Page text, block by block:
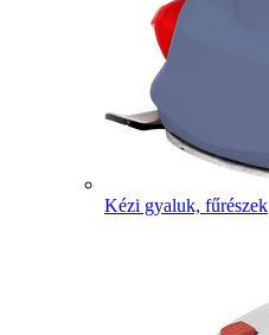
Kézi gyaluk, fűrészek